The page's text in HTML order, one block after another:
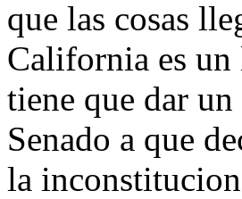
que las cosas
California es un
tiene que dar un
Senado a que
la